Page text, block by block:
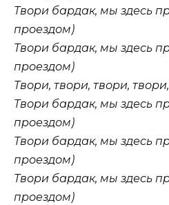
Твори бардак, мы здесь
проездом)
Твори бардак, мы здесь
проездом)
Твори, твори, твори,
Твори бардак, мы здесь
проездом)
Твори бардак, мы здесь
проездом)
Твори бардак, мы здесь
проездом)